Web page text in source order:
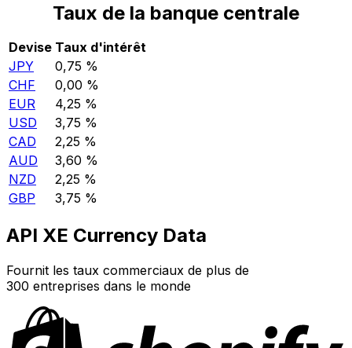
Taux de la banque centrale
Devise Taux d'intérêt
JPY
0,75 %
CHF
0,00 %
EUR
4,25 %
USD
3,75 %
CAD
2,25 %
AUD
3,60 %
NZD
2,25 %
GBP
3,75 %
API XE Currency Data
Fournit les taux commerciaux de plus de
300 entreprises dans le monde